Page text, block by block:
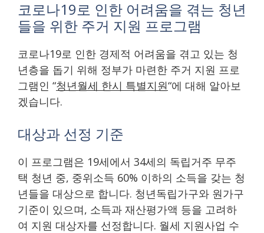
코로나19로 인한 어려움을 겪는 청년
들을 위한 주거 지원 프로그램
코로나19로 인한 경제적 어려움을 겪고 있는 청
년층을 돕기 위해 정부가 마련한 주거 지원 프로
그램인 “청년월세 한시 특별지원“에 대해 알아보
겠습니다.
대상과 선정 기준
이 프로그램은 19세에서 34세의 독립거주 무주
택 청년 중, 중위소득 60% 이하의 소득을 갖는 청
년들을 대상으로 합니다. 청년독립가구와 원가구
기준이 있으며, 소득과 재산평가액 등을 고려하
여 지원 대상자를 선정합니다. 월세 지원사업 수